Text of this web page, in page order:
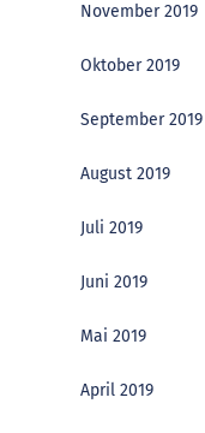
November 2019
Oktober 2019
September 2019
August 2019
Juli 2019
Juni 2019
Mai 2019
April 2019